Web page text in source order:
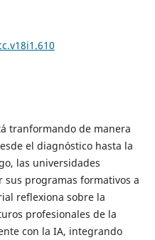
tranformando de manera
el diagnóstico hasta la
las universidades
programas formativos a
reflexiona sobre la
profesionales de la
con la IA, integrando